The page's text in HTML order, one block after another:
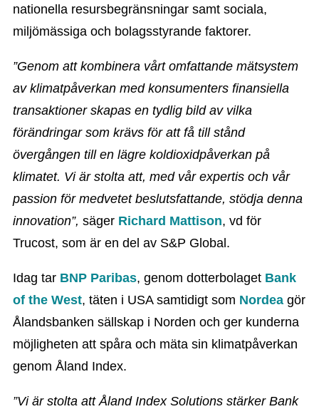
nationella resursbegränsningar samt sociala,
miljömässiga och bolagsstyrande faktorer.
”Genom att kombinera vårt omfattande mätsystem
av klimatpåverkan med konsumenters finansiella
transaktioner skapas en tydlig bild av vilka
förändringar som krävs för att få till stånd
övergången till en lägre koldioxidpåverkan på
klimatet. Vi är stolta att, med vår expertis och vår
passion för medvetet beslutsfattande, stödja denna
innovation”, säger Richard Mattison, vd för
Trucost, som är en del av S&P Global.
Idag tar BNP Paribas, genom dotterbolaget Bank
of the West, täten i USA samtidigt som Nordea gör
Ålandsbanken sällskap i Norden och ger kunderna
möjligheten att spåra och mäta sin klimatpåverkan
genom Åland Index.
”Vi är stolta att Åland Index Solutions stärker Bank